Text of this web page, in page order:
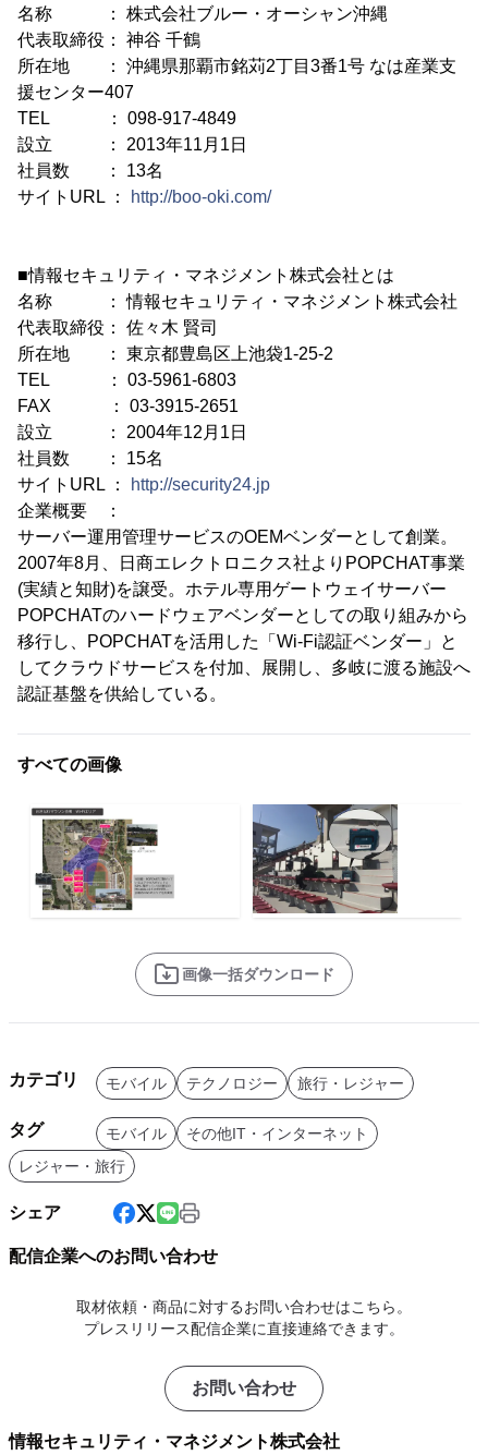
名称 ： 株式会社ブルー・オーシャン沖縄
代表取締役： 神谷 千鶴
所在地 ： 沖縄県那覇市銘苅2丁目3番1号 なは産業支
援センター407
TEL ： 098-917-4849
設立 ： 2013年11月1日
社員数 ： 13名
サイトURL ：
http://boo-oki.com/
■情報セキュリティ・マネジメント株式会社とは
名称 ： 情報セキュリティ・マネジメント株式会社
代表取締役： 佐々木 賢司
所在地 ： 東京都豊島区上池袋1-25-2
TEL ： 03-5961-6803
FAX ： 03-3915-2651
設立 ： 2004年12月1日
社員数 ： 15名
サイトURL ：
http://security24.jp
企業概要 ：
サーバー運用管理サービスのOEMベンダーとして創業。
2007年8月、日商エレクトロニクス社よりPOPCHAT事業
(実績と知財)を譲受。ホテル専用ゲートウェイサーバー
POPCHATのハードウェアベンダーとしての取り組みから
移行し、POPCHATを活用した「Wi-Fi認証ベンダー」と
してクラウドサービスを付加、展開し、多岐に渡る施設へ
認証基盤を供給している。
すべての画像
画像一括ダウンロード
カテゴリ モバイル テクノロジー 旅行・レジャー
タグ モバイル
その他IT・インターネット
レジャー・旅行
シェア
配信企業へのお問い合わせ
取材依頼・商品に対するお問い合わせはこちら。
プレスリリース配信企業に直接連絡できます。
お問い合わせ
情報セキュリティ・マネジメント株式会社